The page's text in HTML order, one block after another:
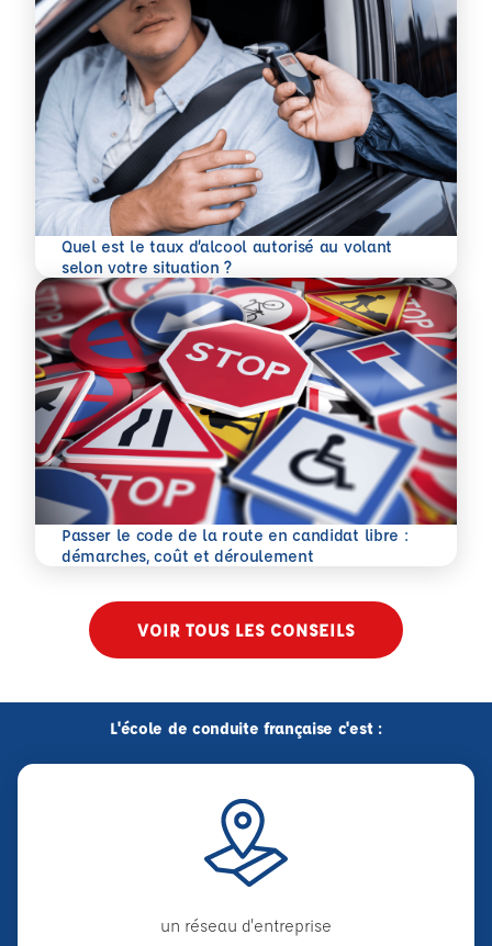
Quel est le taux d’alcool autorisé au volant
selon votre situation ?
En savoir plus
Passer le code de la route en candidat libre :
démarches, coût et déroulement
En savoir plus
VOIR TOUS LES CONSEILS
L'école de conduite française c'est :
un réseau d'entreprise